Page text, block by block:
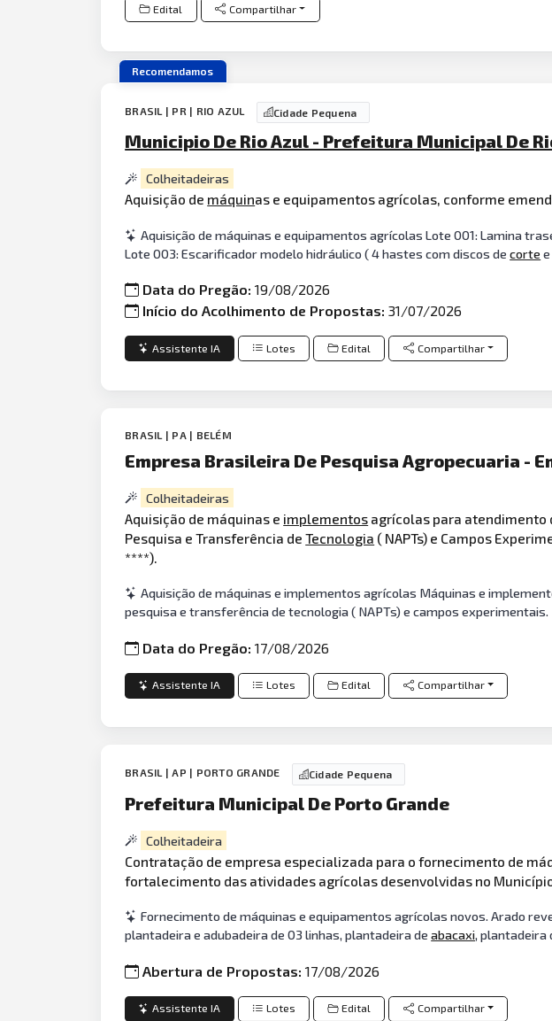
Edital Compartilhar
Recomendamos
BRASIL | PR | RIO AZUL Cidade Pequena
Municipio De Rio Azul - Prefeitura Municipal De
Colheitadeiras
Aquisição de máquinas e equipamentos agrícolas, conforme
Aquisição de máquinas e equipamentos agrícolas Lote 001: Lamina
Lote 003: Escarificador modelo hidráulico ( 4 hastes com discos decorte
Data do Pregão:19/08/2026
Início do Acolhimento de Propostas:31/07/2026
Assistente IA Lotes Edital Compartilhar
BRASIL | PA | BELÉM
Empresa Brasileira De Pesquisa Agropecuaria -
Colheitadeiras
Aquisição de máquinas e implementos agrícolas para atendimento
Pesquisa e Transferência deTecnologia ( NAPTs) e Campos
****).
Aquisição de máquinas e implementos agrícolas Máquinas e
pesquisa e transferência de tecnologia ( NAPTs) e campos experimentais.
Data do Pregão:17/08/2026
Assistente IA Lotes Edital Compartilhar
BRASIL | AP | PORTO GRANDE Cidade Pequena
Prefeitura Municipal De Porto Grande
Colheitadeira
Contratação de empresa especializada para o fornecimento de
fortalecimento das atividades agrícolas desenvolvidas no Município
Fornecimento de máquinas e equipamentos agrícolas novos. Arado
plantadeira e adubadeira de 03 linhas, plantadeira deabacaxi, plantadeira
Abertura de Propostas:17/08/2026
Assistente IA Lotes Edital Compartilhar